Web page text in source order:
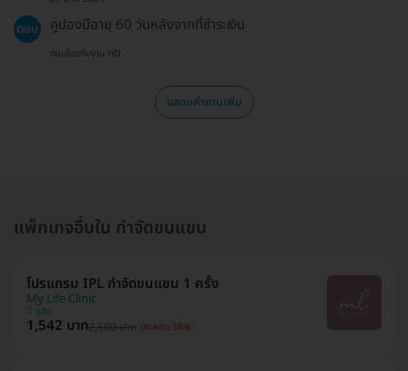
ตอบ คูปองมีอายุ 60 วันหลังจากที่ชำระเงิน
ตอบโดยทีมงาน HD
แสดงคำถามเพิ่ม
แพ็กเกจอื่นใน กำจัดขนแขน
โปรแกรม IPL กำจัดขนแขน 1 ครั้ง
My Life Clinic
ดุสิต
1,542 บาท2,500 บาท ประหยัด 38%